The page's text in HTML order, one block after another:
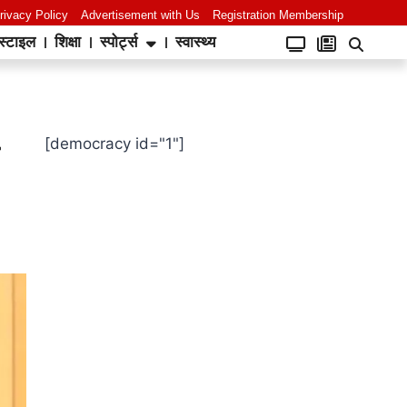
Policy Advertisement with Us Registration Membership
शिक्षा स्पोर्ट्स स्वास्थ्य
[democracy id="1"]